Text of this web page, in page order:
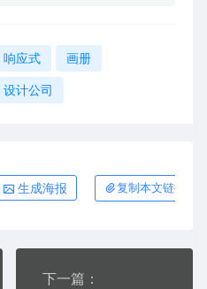
响应式 画册
设计公司
生成海报 复制本文链接
下一篇：